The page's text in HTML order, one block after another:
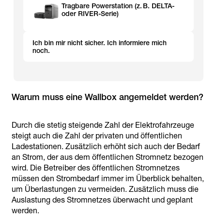
Tragbare Powerstation (z. B. DELTA-
oder RIVER-Serie)
Ich bin mir nicht sicher. Ich informiere mich
noch.
Warum muss eine Wallbox angemeldet werden?
Durch die stetig steigende Zahl der Elektrofahrzeuge
steigt auch die Zahl der privaten und öffentlichen
Ladestationen. Zusätzlich erhöht sich auch der Bedarf
an Strom, der aus dem öffentlichen Stromnetz bezogen
wird. Die Betreiber des öffentlichen Stromnetzes
müssen den Strombedarf immer im Überblick behalten,
um Überlastungen zu vermeiden. Zusätzlich muss die
Auslastung des Stromnetzes überwacht und geplant
werden.